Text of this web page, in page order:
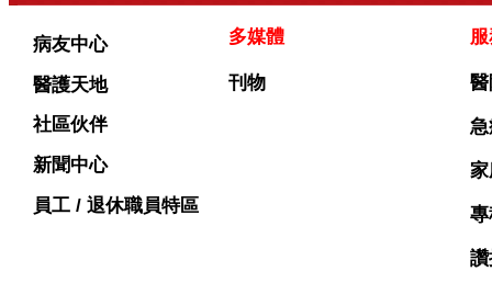
病友中心
醫護天地
社區伙伴
新聞中心
員工 / 退休職員特區
多媒體
刊物